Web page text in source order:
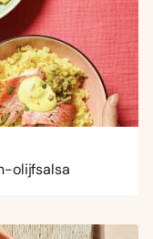
(2)
(65)
(26)
(4)
olijfsalsa